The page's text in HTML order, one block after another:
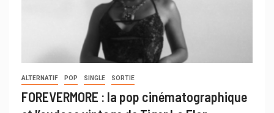
ALTERNATIF POP SINGLE SORTIE
FOREVERMORE : la pop cinématographique